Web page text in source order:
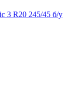
3 R20 245/45 б/у